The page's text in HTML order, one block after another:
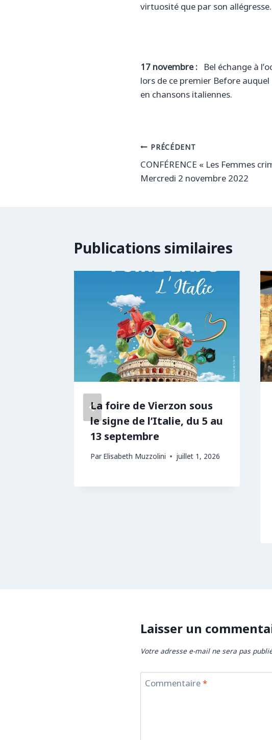
virtuosité que par son allégresse.
17 novembre : Bel échange à
lors de ce premier Before
en chansons italiennes.
Navigation
de
PRÉCÉDENT
CONFÉRENCE « Les Femmes
Mercredi 2 novembre 2022
Publications similaires
La foire de Vierzon sous
le signe de l’Italie, du 5 au
13 septembre
Par Elisabeth Muzzolini juillet 1, 2026
Laisser un
Votre adresse e-mail ne sera pas
Commentaire*